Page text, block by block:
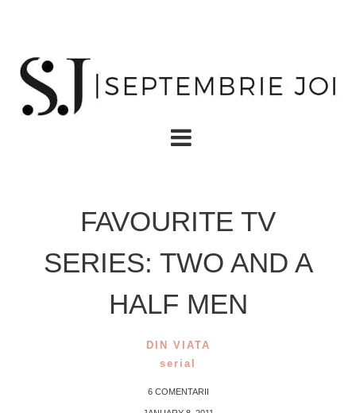
FAVOURITE TV
SERIES: TWO AND A
HALF MEN
DIN VIATA
serial
6 COMENTARII